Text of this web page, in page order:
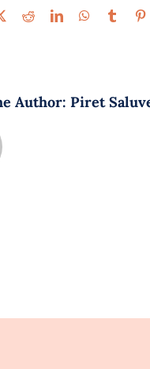
X RedditLinkedInWhatsApp
Tumblr
Author: Piret